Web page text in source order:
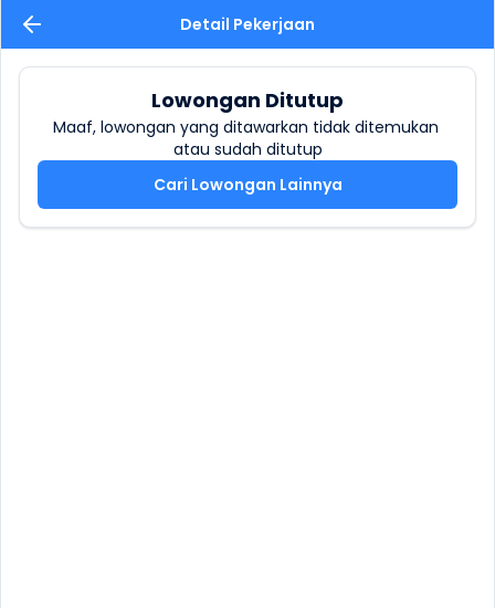
Detail Pekerjaan
Lowongan Ditutup
Maaf, lowongan yang ditawarkan tidak ditemukan
atau sudah ditutup
Cari Lowongan Lainnya